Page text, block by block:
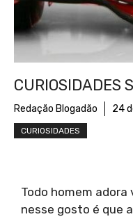
CURIOSIDADES
Redação Blogadão 24
CURIOSIDADES
Todo homem adora
nesse gosto é que